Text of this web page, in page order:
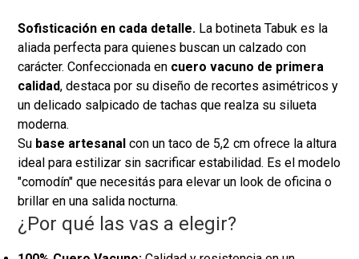
Sofisticación en cada detalle. La botineta Tabuk es la
aliada perfecta para quienes buscan un calzado con
carácter. Confeccionada en cuero vacuno de primera
calidad, destaca por su diseño de recortes asimétricos y
un delicado salpicado de tachas que realza su silueta
moderna.
Su base artesanal con un taco de 5,2 cm ofrece la altura
ideal para estilizar sin sacrificar estabilidad. Es el modelo
"comodín" que necesitás para elevar un look de oficina o
brillar en una salida nocturna.
¿Por qué las vas a elegir?